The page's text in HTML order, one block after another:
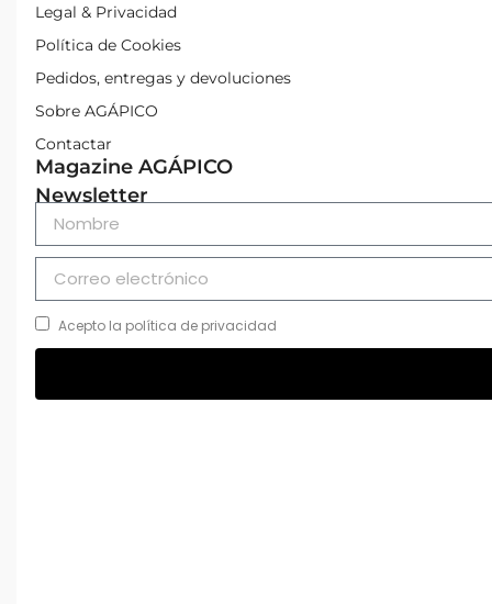
Legal & Privacidad
Política de Cookies
Pedidos, entregas y devoluciones
Sobre AGÁPICO
Contactar
Magazine AGÁPICO
Newsletter
Acepto la política de privacidad